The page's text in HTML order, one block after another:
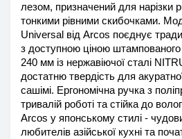
лезом, призначений для нарізки
тонкими рівними скибочками.
Universal від Arcos поєднує
з доступною ціною
240 мм із нержавіючої сталі
достатню твердість для
сашімі. Ергономічна ручка з
тривалій роботі та стійка до
Arcos у японському стилі -
любителів азійської кухні та